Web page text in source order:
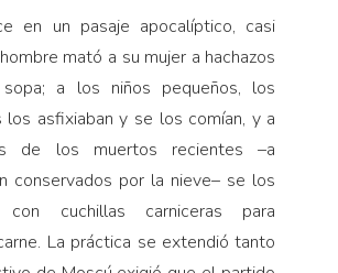
en un pasaje apocalíptico, casi
mató a su mujer a hachazos
a los niños pequeños, los
los asfixiaban y se los comían, y a
de los muertos recientes –a
conservados por la nieve– se los
con cuchillas carniceras para
La práctica se extendió tanto